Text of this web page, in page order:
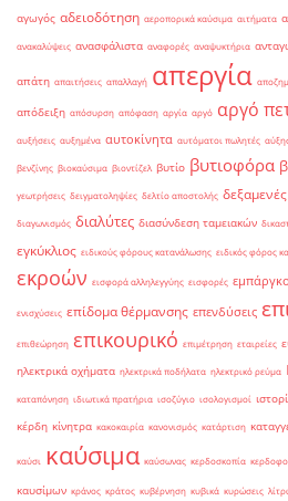
αγωγός αδειοδότηση αεροπορικά καύσιμα αιτήματα
ανακαλύψεις ανασφάλιστα αναφορές αναψυκτήρια
απάτη απαιτήσεις απαλλαγή απεργία
απόδειξη απόσυρση απόφαση αργία αργό αργό
αυξήσεις αυξημένα αυτοκίνητα αυτόματοι πωλητές
βενζίνης βιοκαύσιμα βιοντίζελ βυτίο βυτιοφόρα
γεωτρήσεις δειγματοληψίες δελτίο αποστολής δεξαμενές
διαγωνισμός διαλύτες διασύνδεση ταμειακών
εγκύκλιος ειδικούς φόρους κατανάλωσης ειδικός φόρος
εκροών εισφορά αλληλεγγύης εισφορές εμπάργκο
ενισχύσεις επίδομα θέρμανσης επενδύσεις
επιθεώρηση επικουρικό επιμέτρηση εταιρείες
ηλεκτρικά οχήματα ηλεκτρικά ποδήλατα ηλεκτρικό ρεύμα
καταπόνηση ιδιωτικά πρατήρια ισοζύγιο ισολογισμοί
κέρδη κίνητρα κακοκαιρία κανονισμός κατάρτιση
καύσι καύσιμα καύσωνας κερδοσκοπία
καυσίμων κράνος κράτος κυβέρνηση κυβικά κυρώσεις